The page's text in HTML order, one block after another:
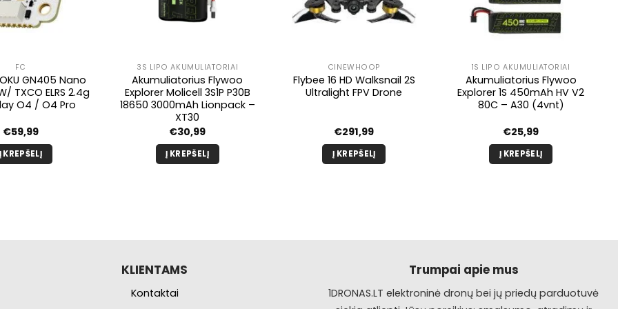
FC
GN405 Nano
TXCO ELRS 2.4g
O4 / O4 Pro
€59,99
Į KREPŠELĮ
3S LIPO AKUMULIATORIAI
Akumuliatorius Flywoo
Explorer Molicell 3S1P P30B
18650 3000mAh Lionpack –
XT30
€30,99
Į KREPŠELĮ
CINEWHOOP
Flybee 16 HD Walksnail 2S
Ultralight FPV Drone
€291,99
Į KREPŠELĮ
1S LIPO AKUMULIATORIAI
Akumuliatorius Flywoo
Explorer 1S 450mAh HV V2
80C – A30 (4vnt)
€25,99
Į KREPŠELĮ
KLIENTAMS
Kontaktai
Trumpai apie mus
1DRONAS.LT elektroninė dronų bei jų priedų parduotuvė